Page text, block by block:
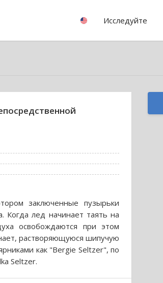
Исследуйте
заключенные пузырьки
Когда лед начинает таять на
освобождаются при этом
растворяющуюся шипучую
как "Bergie Seltzer", по
Seltzer.